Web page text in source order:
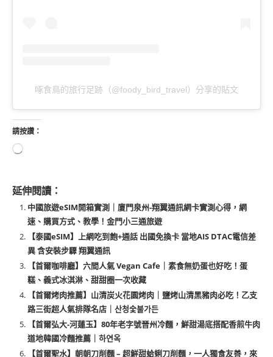
啄食鳥的旅行足跡（@foody_bird_travel）分享的貼文
請按讚：
延伸閱讀：
中國旅遊eSIM開箱實測｜廈門泉州-翔翼通訊網卡實測心得，網
速、購買方式、教學！金門小三通旅遊
【泰國eSIM】上網吃到飽+通話 出國免換卡 當地AIS DTAC電信差
異 含安裝步驟 翔翼通訊
【首爾咖啡廳】六間人氣 Vegan Cafe｜素食無奶蛋也好吃！蛋
糕、義式冰淇淋、甜甜圈一次收藏
【首爾烤肉推薦】山清炭火花園烤肉｜鹽烤山清黑豬肉必吃！乙支
路三街超人氣排隊名店｜산청숯불가든
【首爾弘大-河蓮玉】80年老字號晉州冷麵，鮮甜湯底搭配香煎牛肉
道地韓國冷麵推薦｜하연옥
【首爾聖水】朝朝刀削麵 – 超鮮甜蛤蜊刀削麵，一人獨食友善，來